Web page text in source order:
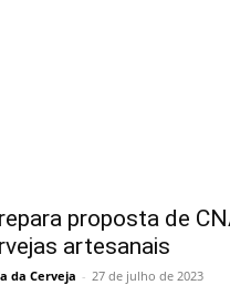
proposta de
artesanais
da Cerveja - 27 de julho de 2023